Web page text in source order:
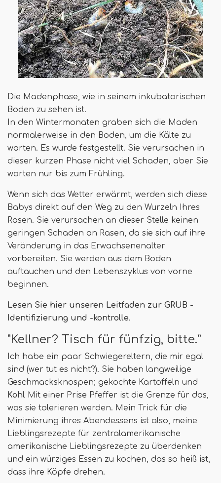
Die Madenphase, wie in seinem inkubatorischen
Boden zu sehen ist.
In den Wintermonaten graben sich die Maden
normalerweise in den Boden, um die Kälte zu
warten. Es wurde festgestellt. Sie verursachen in
dieser kurzen Phase nicht viel Schaden, aber Sie
warten nur bis zum Frühling.
Wenn sich das Wetter erwärmt, werden sich diese
Babys direkt auf den Weg zu den Wurzeln Ihres
Rasen. Sie verursachen an dieser Stelle keinen
geringen Schaden an Rasen, da sie sich auf ihre
Veränderung in das Erwachsenenalter
vorbereiten. Sie werden aus dem Boden
auftauchen und den Lebenszyklus von vorne
beginnen.
Lesen Sie hier unseren Leitfaden zur GRUB -
Identifizierung und -kontrolle.
"Kellner? Tisch für fünfzig, bitte.”
Ich habe ein paar Schwiegereltern, die mir egal
sind (wer tut es nicht?). Sie haben langweilige
Geschmacksknospen; gekochte Kartoffeln und
Kohl Mit einer Prise Pfeffer ist die Grenze für das,
was sie tolerieren werden. Mein Trick für die
Minimierung ihres Abendessens ist also, meine
Lieblingsrezepte für zentralamerikanische
amerikanische Lieblingsrezepte zu überdenken
und ein würziges Essen zu kochen, das so heiß ist,
dass ihre Köpfe drehen.